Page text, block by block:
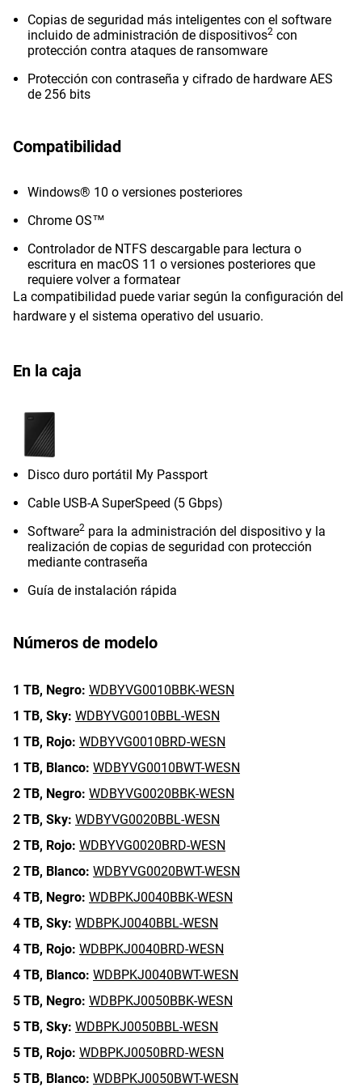
Copias de seguridad más inteligentes con el software
incluido de administración de dispositivos2 con
protección contra ataques de ransomware
Protección con contraseña y cifrado de hardware AES
de 256 bits
Compatibilidad
Windows® 10 o versiones posteriores
Chrome OS™
Controlador de NTFS descargable para lectura o
escritura en macOS 11 o versiones posteriores que
requiere volver a formatear
La compatibilidad puede variar según la configuración del
hardware y el sistema operativo del usuario.
En la caja
Disco duro portátil My Passport
Cable USB-A SuperSpeed (5 Gbps)
Software2 para la administración del dispositivo y la
realización de copias de seguridad con protección
mediante contraseña
Guía de instalación rápida
Números de modelo
1 TB, Negro: WDBYVG0010BBK-WESN
1 TB, Sky: WDBYVG0010BBL-WESN
1 TB, Rojo: WDBYVG0010BRD-WESN
1 TB, Blanco: WDBYVG0010BWT-WESN
2 TB, Negro: WDBYVG0020BBK-WESN
2 TB, Sky: WDBYVG0020BBL-WESN
2 TB, Rojo: WDBYVG0020BRD-WESN
2 TB, Blanco: WDBYVG0020BWT-WESN
4 TB, Negro: WDBPKJ0040BBK-WESN
4 TB, Sky: WDBPKJ0040BBL-WESN
4 TB, Rojo: WDBPKJ0040BRD-WESN
4 TB, Blanco: WDBPKJ0040BWT-WESN
5 TB, Negro: WDBPKJ0050BBK-WESN
5 TB, Sky: WDBPKJ0050BBL-WESN
5 TB, Rojo: WDBPKJ0050BRD-WESN
5 TB, Blanco: WDBPKJ0050BWT-WESN